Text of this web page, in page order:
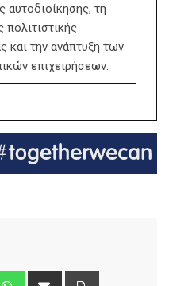
αυτοδιοίκησης, τη
πολιτιστικής
και την ανάπτυξη των
επιχειρήσεων.
WhatsappShare